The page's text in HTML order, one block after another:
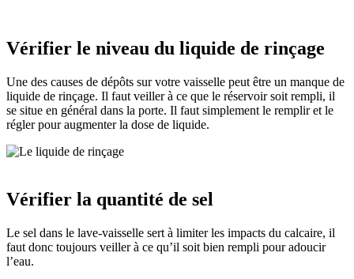
Vérifier le niveau du liquide de rinçage
Une des causes de dépôts sur votre vaisselle peut être un manque de
liquide de rinçage. Il faut veiller à ce que le réservoir soit rempli, il
se situe en général dans la porte. Il faut simplement le remplir et le
régler pour augmenter la dose de liquide.
Vérifier la quantité de sel
Le sel dans le lave-vaisselle sert à limiter les impacts du calcaire, il
faut donc toujours veiller à ce qu’il soit bien rempli pour adoucir
l’eau.